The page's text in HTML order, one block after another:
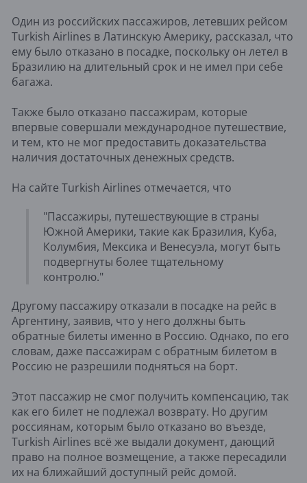
Один из российских пассажиров, летевших рейсом
Turkish Airlines в Латинскую Америку, рассказал, что
ему было отказано в посадке, поскольку он летел в
Бразилию на длительный срок и не имел при себе
багажа.
Также было отказано пассажирам, которые
впервые совершали международное путешествие,
и тем, кто не мог предоставить доказательства
наличия достаточных денежных средств.
На сайте Turkish Airlines отмечается, что
"Пассажиры, путешествующие в страны
Южной Америки, такие как Бразилия, Куба,
Колумбия, Мексика и Венесуэла, могут быть
подвергнуты более тщательному
контролю."
Другому пассажиру отказали в посадке на рейс в
Аргентину, заявив, что у него должны быть
обратные билеты именно в Россию. Однако, по его
словам, даже пассажирам с обратным билетом в
Россию не разрешили подняться на борт.
Этот пассажир не смог получить компенсацию, так
как его билет не подлежал возврату. Но другим
россиянам, которым было отказано во въезде,
Turkish Airlines всё же выдали документ, дающий
право на полное возмещение, а также пересадили
их на ближайший доступный рейс домой.